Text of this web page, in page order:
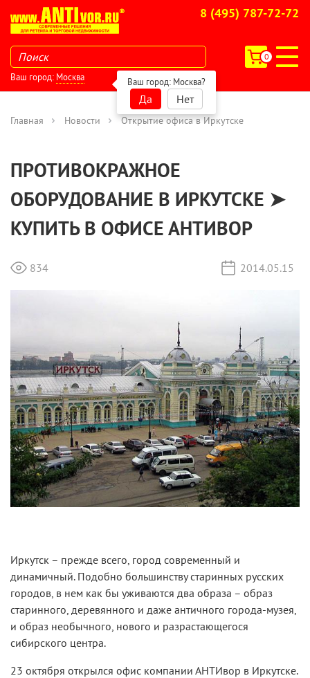
8 (495) 787-72-72
0
Ваш город: Москва Ваш город: Москва?
Да Нет
Главная Новости Открытие офиса в Иркутске
ПРОТИВОКРАЖНОЕ
ОБОРУДОВАНИЕ В ИРКУТСКЕ ➤
КУПИТЬ В ОФИСЕ АНТИВОР
834 2014.05.15
Иркутск – прежде всего, город современный и
динамичный. Подобно большинству старинных русских
городов, в нем как бы уживаются два образа – образ
старинного, деревянного и даже античного города-музея,
и образ необычного, нового и разрастающегося
сибирского центра.
23 октября открылся офис компании АНТИвор в Иркутске.